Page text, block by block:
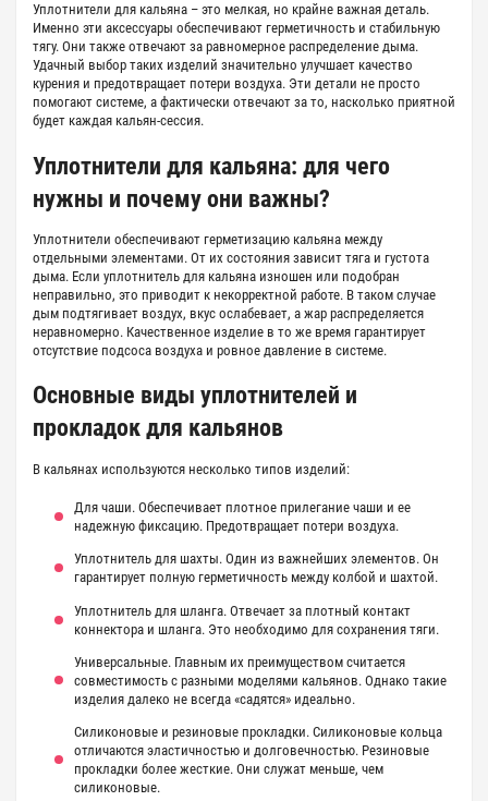
Уплотнители для кальяна – это мелкая, но крайне важная деталь.
Именно эти аксессуары обеспечивают герметичность и стабильную
тягу. Они также отвечают за равномерное распределение дыма.
Удачный выбор таких изделий значительно улучшает качество
курения и предотвращает потери воздуха. Эти детали не просто
помогают системе, а фактически отвечают за то, насколько приятной
будет каждая кальян-сессия.
Уплотнители для кальяна: для чего
нужны и почему они важны?
Уплотнители обеспечивают герметизацию кальяна между
отдельными элементами. От их состояния зависит тяга и густота
дыма. Если уплотнитель для кальяна изношен или подобран
неправильно, это приводит к некорректной работе. В таком случае
дым подтягивает воздух, вкус ослабевает, а жар распределяется
неравномерно. Качественное изделие в то же время гарантирует
отсутствие подсоса воздуха и ровное давление в системе.
Основные виды уплотнителей и
прокладок для кальянов
В кальянах используются несколько типов изделий:
Для чаши. Обеспечивает плотное прилегание чаши и ее
надежную фиксацию. Предотвращает потери воздуха.
Уплотнитель для шахты. Один из важнейших элементов. Он
гарантирует полную герметичность между колбой и шахтой.
Уплотнитель для шланга. Отвечает за плотный контакт
коннектора и шланга. Это необходимо для сохранения тяги.
Универсальные. Главным их преимуществом считается
совместимость с разными моделями кальянов. Однако такие
изделия далеко не всегда «садятся» идеально.
Силиконовые и резиновые прокладки. Силиконовые кольца
отличаются эластичностью и долговечностью. Резиновые
прокладки более жесткие. Они служат меньше, чем
силиконовые.